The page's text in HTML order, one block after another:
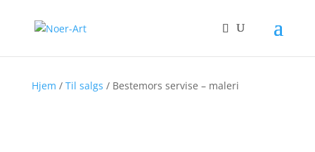
Hjem / Til salgs / Bestemors servise – maleri